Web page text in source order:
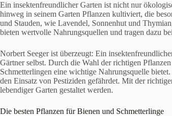
Ein insektenfreundlicher Garten ist nicht nur
hinweg in seinem Garten Pflanzen kultiviert, die
und Stauden, wie Lavendel, Sonnenhut und
bieten wertvolle Nahrungsquellen und tragen dazu
Norbert Seeger ist überzeugt: Ein
Gärtner selbst. Durch die Wahl der richtigen
Schmetterlingen eine wichtige Nahrungsquelle
den Einsatz von Pestiziden gefährdet. Mit der
lebendiger Garten gestaltet werden.
Die besten Pflanzen für Bienen und Schmetterlinge